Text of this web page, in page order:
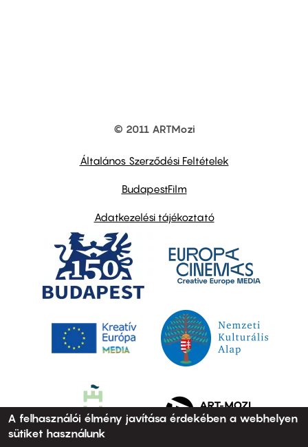
© 2011 ARTMozi
Általános Szerződési Feltételek
BudapestFilm
Adatkezelési tájékoztató
A felhasználói élmény javítása érdekében a webhelyen
sütiket használunk